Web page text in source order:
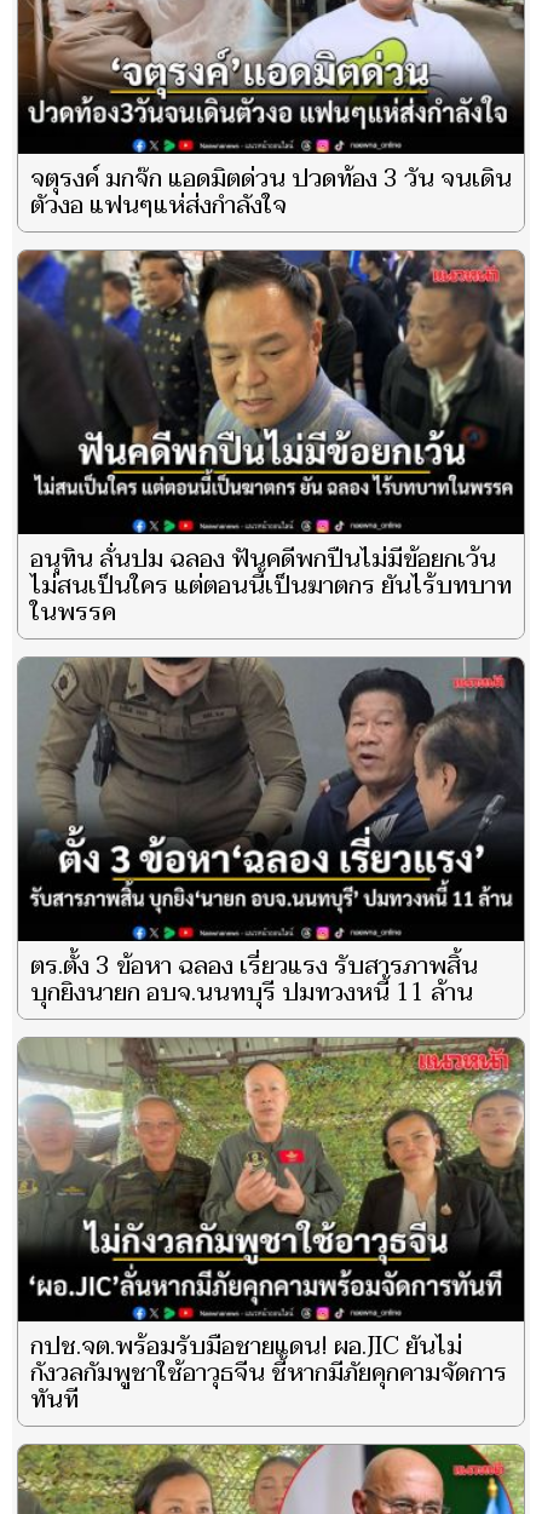
จตุรงค์ มกจ๊ก แอดมิตด่วน ปวดท้อง 3 วัน จนเดิน
ตัวงอ แฟนๆแห่ส่งกำลังใจ
อนุทิน ลั่นปม ฉลอง ฟันคดีพกปืนไม่มีข้อยกเว้น
ไม่สนเป็นใคร แต่ตอนนี้เป็นฆาตกร ยันไร้บทบาท
ในพรรค
ตร.ตั้ง 3 ข้อหา ฉลอง เรี่ยวแรง รับสารภาพสิ้น
บุกยิงนายก อบจ.นนทบุรี ปมทวงหนี้ 11 ล้าน
กปช.จต.พร้อมรับมือชายแดน! ผอ.JIC ยันไม่
กังวลกัมพูชาใช้อาวุธจีน ชี้หากมีภัยคุกคามจัดการ
ทันที